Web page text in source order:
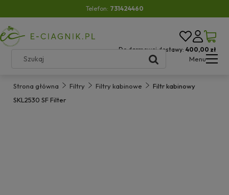
Telefon: 731424460
Do darmowej dostawy: 400,00 zł
Menu
Strona główna Filtry Filtry kabinowe
Filtr kabinowy
SKL2530 SF Filter